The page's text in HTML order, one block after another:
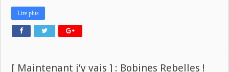
Lire plus
[ Maintenant j’y vais ] : Bobines Rebelles !